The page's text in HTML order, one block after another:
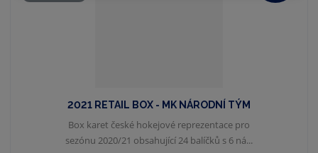
2021 RETAIL BOX - MK NÁRODNÍ TÝM
Box karet české hokejové reprezentace pro
sezónu 2020/21 obsahující 24 balíčků s 6 ná...